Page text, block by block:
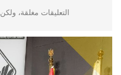
التعليقات مغلقة، ولكن